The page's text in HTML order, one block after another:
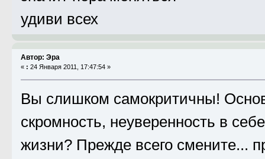
удиви всех
Автор: Эра
« : 24 Января 2011, 17:47:54 »
Вы слишком самокритичны!
скромность, неуверенность в
жизни? Прежде всего смените...